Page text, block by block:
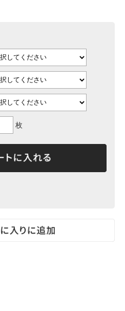
枚